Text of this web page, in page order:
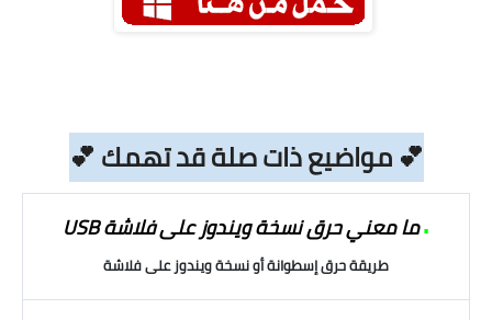
💕 مواضيع ذات صلة قد تهمك 💕
•ما معني حرق نسخة ويندوز على فلاشة USB
طريقة حرق إسطوانة أو نسخة ويندوز على فلاشة